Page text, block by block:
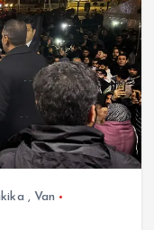
,Van